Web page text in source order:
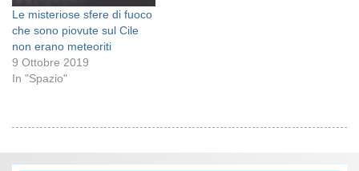
Le misteriose sfere di fuoco
che sono piovute sul Cile
non erano meteoriti
9 Ottobre 2019
In "Spazio"